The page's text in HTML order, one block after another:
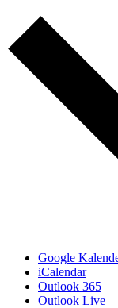
Google
iCalendar
Outlook 365
Outlook Live